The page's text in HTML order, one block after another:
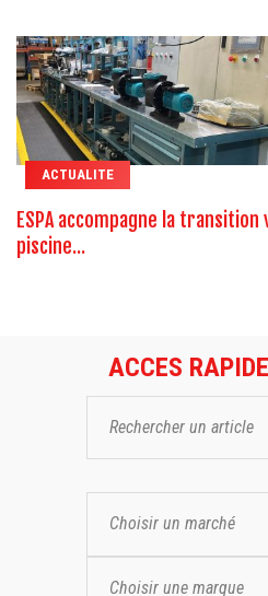
ACTUALITE
ESPA accompagne la
piscine...
ACCES RAPIDE
Choisir un marché
Choisir une marque